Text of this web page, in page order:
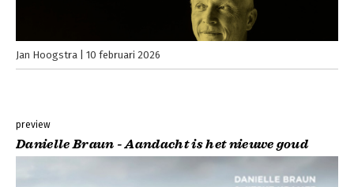
Jan Hoogstra 10 februari 2026
preview
Danielle Braun - Aandacht is het nieuwe goud